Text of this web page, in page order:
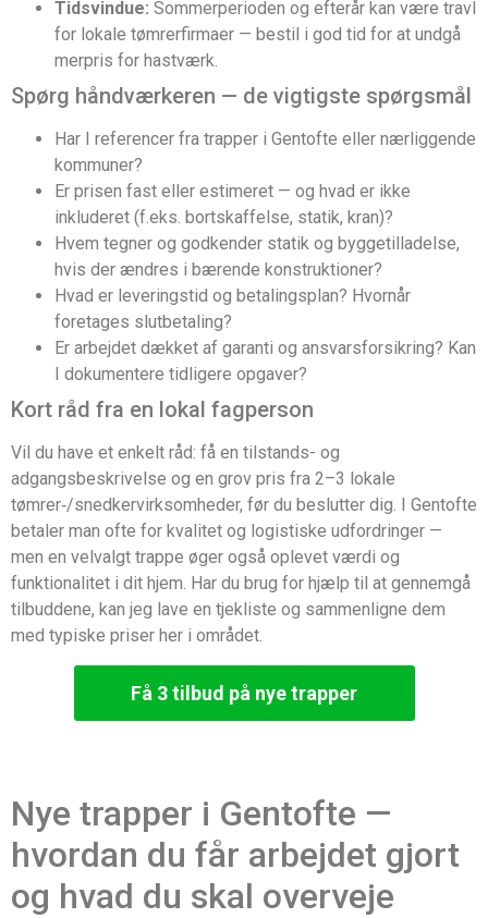
Tidsvindue: Sommerperioden og efterår kan være travl
for lokale tømrerfirmaer — bestil i god tid for at undgå
merpris for hastværk.
Spørg håndværkeren — de vigtigste spørgsmål
Har I referencer fra trapper i Gentofte eller nærliggende
kommuner?
Er prisen fast eller estimeret — og hvad er ikke
inkluderet (f.eks. bortskaffelse, statik, kran)?
Hvem tegner og godkender statik og byggetilladelse,
hvis der ændres i bærende konstruktioner?
Hvad er leveringstid og betalingsplan? Hvornår
foretages slutbetaling?
Er arbejdet dækket af garanti og ansvarsforsikring? Kan
I dokumentere tidligere opgaver?
Kort råd fra en lokal fagperson
Vil du have et enkelt råd: få en tilstands- og
adgangsbeskrivelse og en grov pris fra 2–3 lokale
tømrer‑/snedkervirksomheder, før du beslutter dig. I Gentofte
betaler man ofte for kvalitet og logistiske udfordringer —
men en velvalgt trappe øger også oplevet værdi og
funktionalitet i dit hjem. Har du brug for hjælp til at gennemgå
tilbuddene, kan jeg lave en tjekliste og sammenligne dem
med typiske priser her i området.
Få 3 tilbud på nye trapper
Nye trapper i Gentofte —
hvordan du får arbejdet gjort
og hvad du skal overveje